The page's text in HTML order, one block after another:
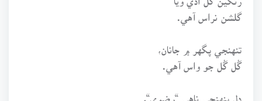
گلشن نراس آهي.
تنهنجي پگهر ۾ جانان،
گُل گُل جو واس آهي.
دل پنهنجي ناهي “رضوي“،